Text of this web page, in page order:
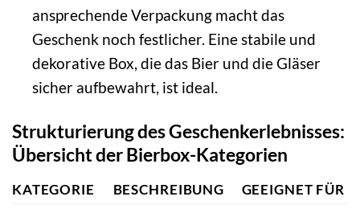
ansprechende Verpackung macht das
Geschenk noch festlicher. Eine stabile und
dekorative Box, die das Bier und die Gläser
sicher aufbewahrt, ist ideal.
Strukturierung des Geschenkerlebnisses:
Übersicht der Bierbox-Kategorien
KATEGORIE BESCHREIBUNG GEEIGNET FÜR